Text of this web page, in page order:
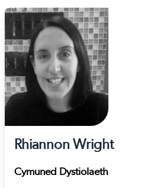
Rhiannon Wright
Cymuned Dystiolaeth